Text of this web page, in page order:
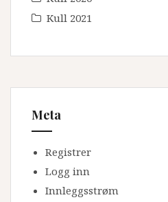
Kull 2021
Meta
Registrer
Logg inn
Innleggsstrøm